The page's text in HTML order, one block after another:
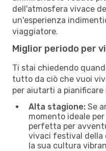
dell'atmosfera vivace
un'esperienza
viaggiatore.
Miglior periodo per
Ti stai chiedendo
tutto da ciò che vuoi
per aiutarti a pianificare
Alta stagione: Se
momento ideale
perfetta per
vivaci festival della
la sua cultura